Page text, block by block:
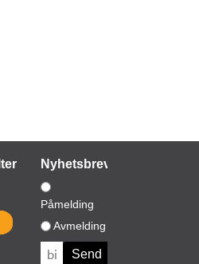
Nyhetsbrev
Påmelding
Avmelding